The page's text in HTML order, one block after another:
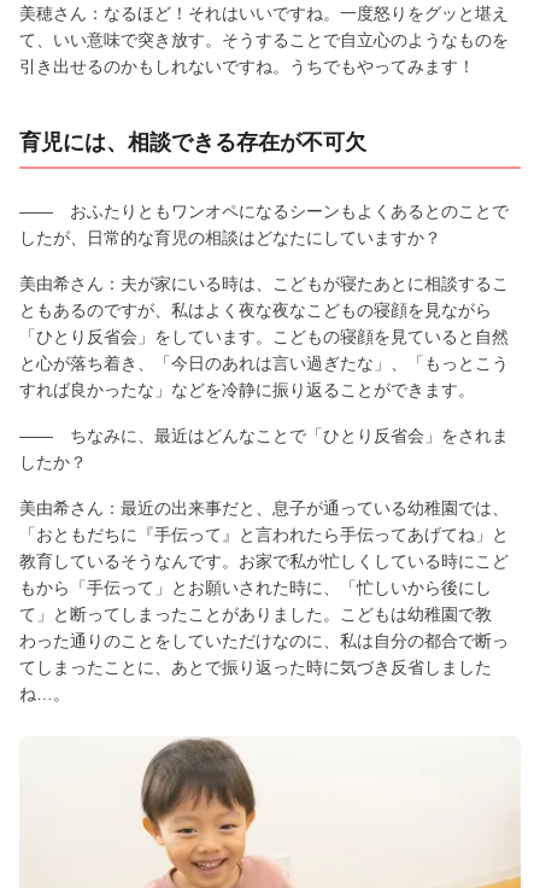
美穂さん：なるほど！それはいいですね。一度怒りをグッと堪え
て、いい意味で突き放す。そうすることで自立心のようなものを
引き出せるのかもしれないですね。うちでもやってみます！
育児には、相談できる存在が不可欠
―― おふたりともワンオペになるシーンもよくあるとのことで
したが、日常的な育児の相談はどなたにしていますか？
美由希さん：夫が家にいる時は、こどもが寝たあとに相談するこ
ともあるのですが、私はよく夜な夜なこどもの寝顔を見ながら
「ひとり反省会」をしています。こどもの寝顔を見ていると自然
と心が落ち着き、「今日のあれは言い過ぎたな」、「もっとこう
すれば良かったな」などを冷静に振り返ることができます。
―― ちなみに、最近はどんなことで「ひとり反省会」をされま
したか？
美由希さん：最近の出来事だと、息子が通っている幼稚園では、
「おともだちに『手伝って』と言われたら手伝ってあげてね」と
教育しているそうなんです。お家で私が忙しくしている時にこど
もから「手伝って」とお願いされた時に、「忙しいから後にし
て」と断ってしまったことがありました。こどもは幼稚園で教
わった通りのことをしていただけなのに、私は自分の都合で断っ
てしまったことに、あとで振り返った時に気づき反省しました
ね…。